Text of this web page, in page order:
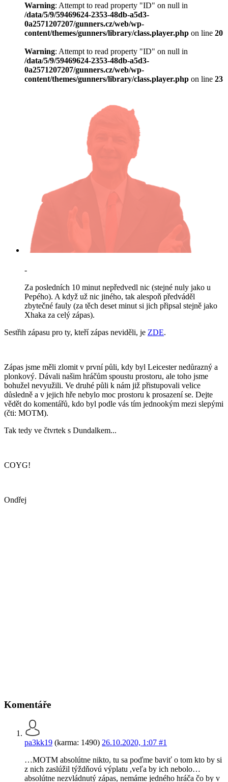
Warning: Attempt to read property "ID" on null in
/data/5/9/59469624-2353-48db-a5d3-
0a2571207207/gunners.cz/web/wp-
content/themes/gunners/library/class.player.php on line 20
Warning: Attempt to read property "ID" on null in
/data/5/9/59469624-2353-48db-a5d3-
0a2571207207/gunners.cz/web/wp-
content/themes/gunners/library/class.player.php on line 23
-
Za posledních 10 minut nepředvedl nic (stejné nuly jako u
Pepého). A když už nic jiného, tak alespoň předváděl
zbytečné fauly (za těch deset minut si jich připsal stejně jako
Xhaka za celý zápas).
Sestřih zápasu pro ty, kteří zápas neviděli, je ZDE.
Zápas jsme měli zlomit v první půli, kdy byl Leicester nedůrazný a
plonkový. Dávali našim hráčům spoustu prostoru, ale toho jsme
bohužel nevyužili. Ve druhé půli k nám již přistupovali velice
důsledně a v jejich hře nebylo moc prostoru k prosazení se. Dejte
vědět do komentářů, kdo byl podle vás tím jednookým mezi slepými
(čti: MOTM).
Tak tedy ve čtvrtek s Dundalkem...
COYG!
Ondřej
Komentáře
pa3kk19 (karma: 1490) 26.10.2020, 1:07 #1
…MOTM absolútne nikto, tu sa poďme baviť o tom kto by si
z nich zaslúžil týždňovú výplatu ,veľa by ich nebolo…
absolútne nezvládnutý zápas, nemáme jedného hráča čo by v